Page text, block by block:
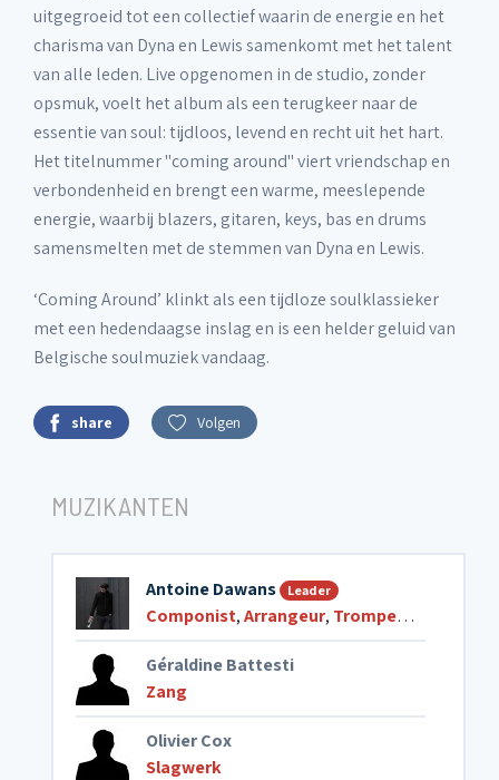
uitgegroeid tot een collectief waarin de energie en het
charisma van Dyna en Lewis samenkomt met het talent
van alle leden. Live opgenomen in de studio, zonder
opsmuk, voelt het album als een terugkeer naar de
essentie van soul: tijdloos, levend en recht uit het hart.
Het titelnummer "coming around" viert vriendschap en
verbondenheid en brengt een warme, meeslepende
energie, waarbij blazers, gitaren, keys, bas en drums
samensmelten met de stemmen van Dyna en Lewis.
‘Coming Around’ klinkt als een tijdloze soulklassieker
met een hedendaagse inslag en is een helder geluid van
Belgische soulmuziek vandaag.
share Volgen
MUZIKANTEN
Antoine Dawans Leader
Componist,Arrangeur, Trompet , Zang en
Géraldine Battesti
Zang
Olivier Cox
Slagwerk